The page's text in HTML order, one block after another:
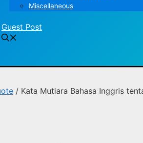
Miscellaneous
Guest Post
/ Kata Mutiara Bahasa Inggris